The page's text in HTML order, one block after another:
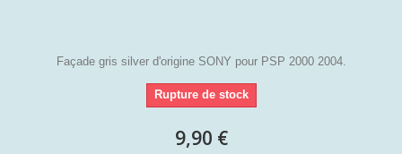
Façade gris silver d'origine SONY pour PSP 2000 2004.
Rupture de stock
9,90 €